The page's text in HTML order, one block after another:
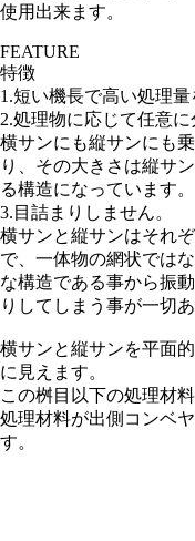
使用出来ます。
FEATURE
特徴
1.短い機長で高い処理量
2.処理物に応じて任意
横サンにも縦サンにも
り、その大きさは縦サ
る構造になっています。
3.目詰まりしません。
横サンと縦サンはそれ
で、一体物の網状では
な構造である事から振
りしてしまう事が一切あ
横サンと縦サンを平面
に見えます。
この桝目以下の処理材
処理材料が出側コンベ
す。